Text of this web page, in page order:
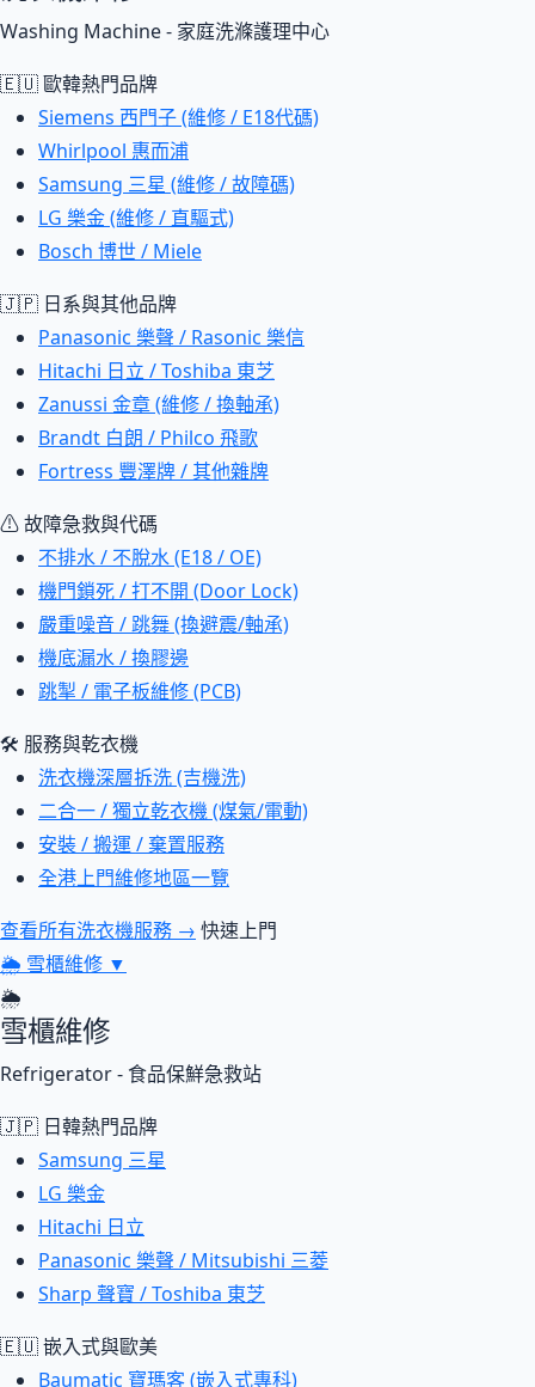
Washing Machine - 家庭洗滌護理中心
🇪🇺 歐韓熱門品牌
Siemens 西門子 (維修 / E18代碼)
Whirlpool 惠而浦
Samsung 三星 (維修 / 故障碼)
LG 樂金 (維修 / 直驅式)
Bosch 博世 / Miele
🇯🇵 日系與其他品牌
Panasonic 樂聲 / Rasonic 樂信
Hitachi 日立 / Toshiba 東芝
Zanussi 金章 (維修 / 換軸承)
Brandt 白朗 / Philco 飛歌
Fortress 豐澤牌 / 其他雜牌
⚠ 故障急救與代碼
不排水 / 不脫水 (E18 / OE)
機門鎖死 / 打不開 (Door Lock)
嚴重噪音 / 跳舞 (換避震/軸承)
機底漏水 / 換膠邊
跳掣 / 電子板維修 (PCB)
🛠 服務與乾衣機
洗衣機深層拆洗 (吉機洗)
二合一 / 獨立乾衣機 (煤氣/電動)
安裝 / 搬運 / 棄置服務
全港上門維修地區一覽
查看所有洗衣機服務 → 快速上門
🌦 雪櫃維修 ▼
🌦
雪櫃維修
Refrigerator - 食品保鮮急救站
🇯🇵 日韓熱門品牌
Samsung 三星
LG 樂金
Hitachi 日立
Panasonic 樂聲 / Mitsubishi 三菱
Sharp 聲寶 / Toshiba 東芝
🇪🇺 嵌入式與歐美
Baumatic 寶瑪客 (嵌入式專科)